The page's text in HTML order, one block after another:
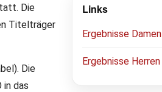
Die
Titelträger
Die
in das
Links
Ergebnisse Damen
Ergebnisse Herren